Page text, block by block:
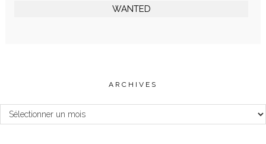
WANTED
ARCHIVES
Archives